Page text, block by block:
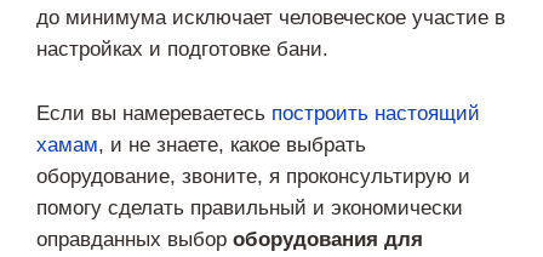
до минимума исключает человеческое участие в
настройках и подготовке бани.
Если вы намереваетесь построить настоящий
хамам, и не знаете, какое выбрать
оборудование, звоните, я проконсультирую и
помогу сделать правильный и экономически
оправданных выбор оборудования для